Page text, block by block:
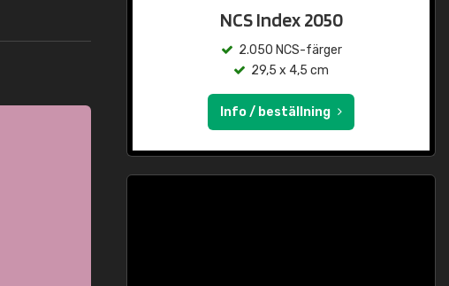
NCS Index 2050
2.050 NCS-färger
29,5 x 4,5 cm
Info / beställning